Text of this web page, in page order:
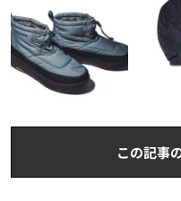
この記事